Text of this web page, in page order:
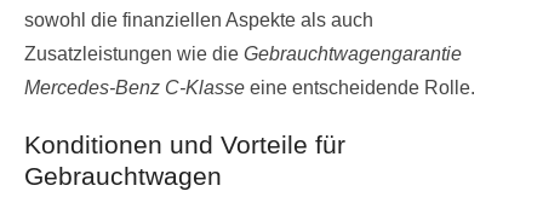
sowohl die finanziellen Aspekte als auch
Zusatzleistungen wie die Gebrauchtwagengarantie
Mercedes-Benz C-Klasse eine entscheidende Rolle.
Konditionen und Vorteile für
Gebrauchtwagen